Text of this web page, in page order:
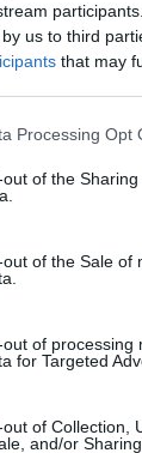
us to third
that may
Processing Opt
of the
of the Sale of
of processing
for Targeted
of Collection,
and/or
STIRI
mari
consulate,
de